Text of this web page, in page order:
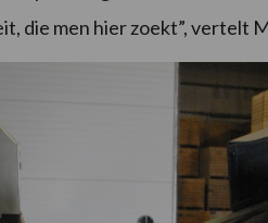
die men hier zoekt”, vertelt